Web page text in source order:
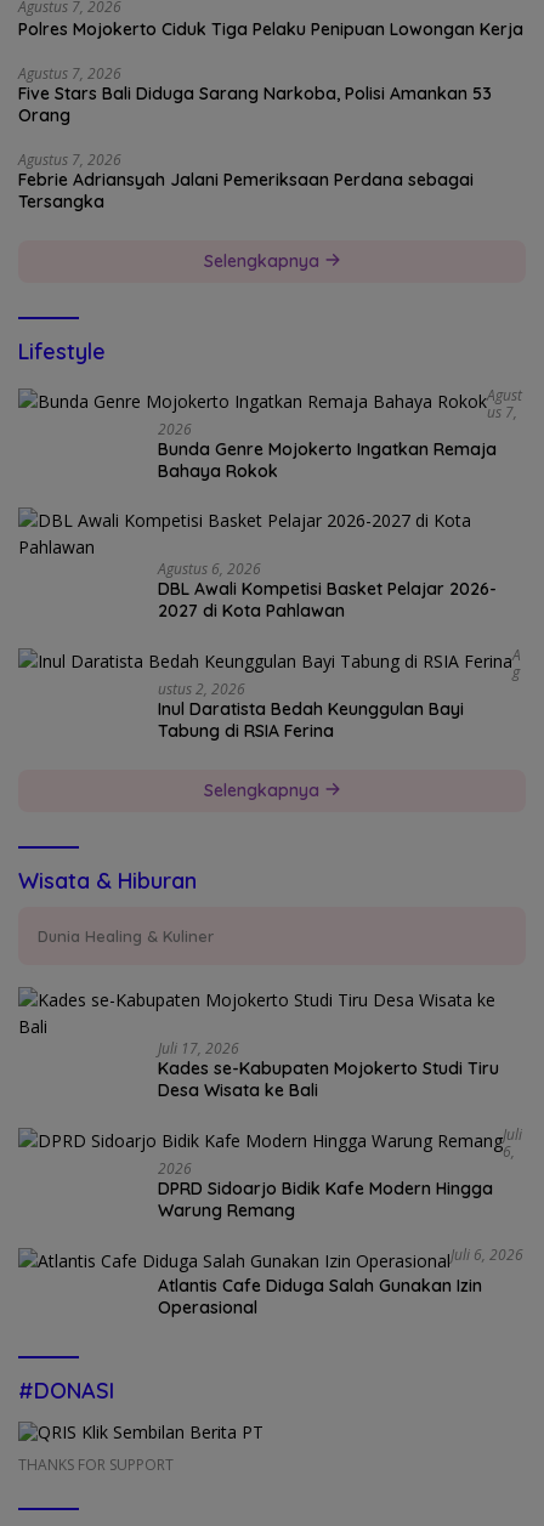
Agustus 7, 2026
Polres Mojokerto Ciduk Tiga Pelaku Penipuan Lowongan Kerja
Agustus 7, 2026
Five Stars Bali Diduga Sarang Narkoba, Polisi Amankan 53
Orang
Agustus 7, 2026
Febrie Adriansyah Jalani Pemeriksaan Perdana sebagai
Tersangka
Selengkapnya
Lifestyle
Agust
Us 7,
2026
Bunda Genre Mojokerto Ingatkan Remaja
Bahaya Rokok
Agustus 6, 2026
DBL Awali Kompetisi Basket Pelajar 2026-
2027 di Kota Pahlawan
A
G
Ustus 2, 2026
Inul Daratista Bedah Keunggulan Bayi
Tabung di RSIA Ferina
Selengkapnya
Wisata & Hiburan
Dunia Healing & Kuliner
Juli 17, 2026
Kades se-Kabupaten Mojokerto Studi Tiru
Desa Wisata ke Bali
Juli
6,
2026
DPRD Sidoarjo Bidik Kafe Modern Hingga
Warung Remang
Juli 6, 2026
Atlantis Cafe Diduga Salah Gunakan Izin
Operasional
#DONASI
THANKS FOR SUPPORT